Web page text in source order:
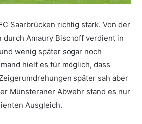
Saarbrücken richtig stark. Von der
Amaury Bischoff verdient in
wenig später sogar noch
hielt es für möglich, dass
später sah aber
Münsteraner Abwehr stand es nur
Ausgleich.